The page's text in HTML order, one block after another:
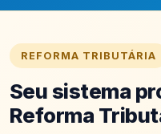
REFORMA TRIBUTÁRIA
Seu sistema
Reforma